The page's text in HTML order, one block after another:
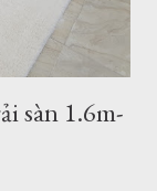
sàn 1.6m-